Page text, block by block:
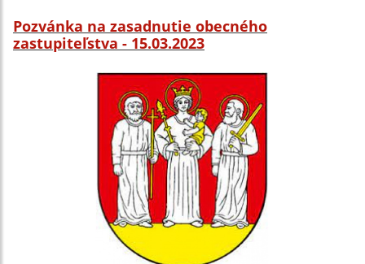
Pozvánka na zasadnutie obecného
zastupiteľstva - 15.03.2023